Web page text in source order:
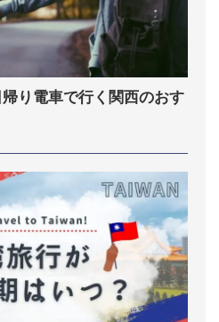
帰り電車で行く関西のおす